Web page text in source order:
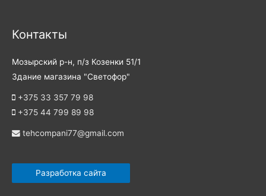
Контакты
Мозырский р-н, п/з Козенки 51/1
Здание магазина "Светофор"
+375 33 357 79 98
+375 44 799 89 98
tehcompani77@gmail.com
Разработка сайта